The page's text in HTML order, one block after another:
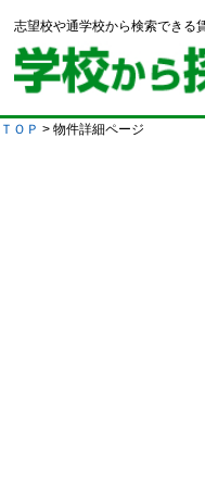
志望校や通学校から検索できる
ＴＯＰ > 物件詳細ページ